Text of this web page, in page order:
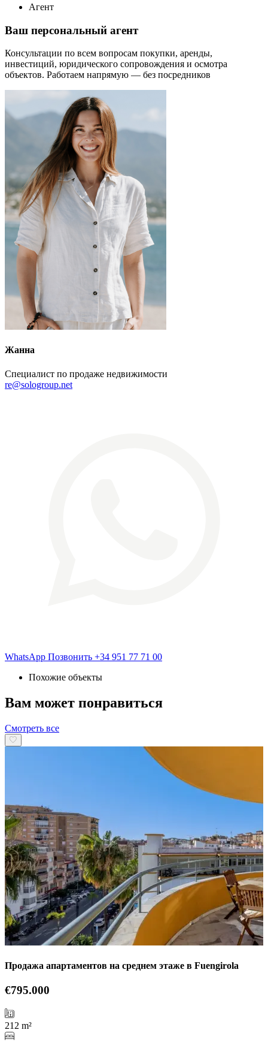
Агент
Ваш персональный агент
Консультации по всем вопросам покупки, аренды,
инвестиций, юридического сопровождения и осмотра
объектов. Работаем напрямую — без посредников
Жанна
Специалист по продаже недвижимости
re@sologroup.net
WhatsApp Позвонить +34 951 77 71 00
Похожие объекты
Вам может понравиться
Смотреть все
Продажа апартаментов на среднем этаже в Fuengirola
€795.000
212 m²